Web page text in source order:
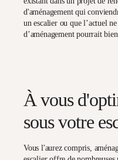
d'aménagementqui
un escalier ou que l’actuel
d’aménagement pourrait
À vous
sous votre
Vous l'aurez compris,